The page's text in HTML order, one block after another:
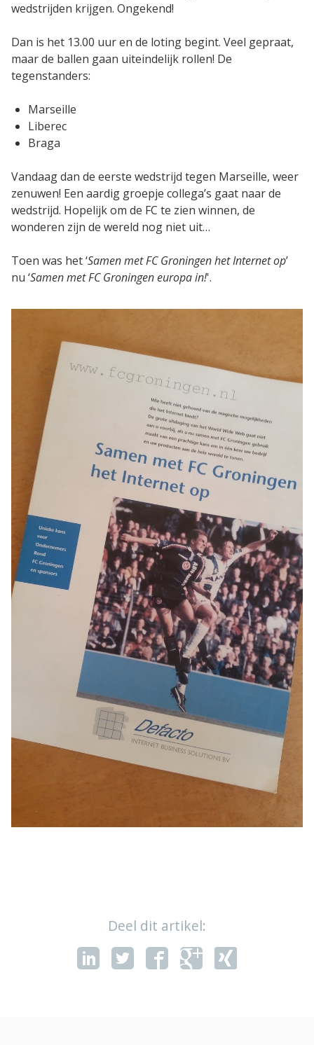
Microlearning
Diensten
SaaS
Integraties
Onze service
Klanten
Events & Webinars
Productsheets
Cases
Thema's
LMS Test
Maak zelf E-Learning Test
Defacto
Over Defacto
Vacatures
Partners
Blog
Open Source Projecten
Contact
wedstrijden krijgen. Ongekend!
Dan is het 13.00 uur en de loting begint. Veel gepraat,
maar de ballen gaan uiteindelijk rollen! De
tegenstanders:
Marseille
Liberec
Braga
Vandaag dan de eerste wedstrijd tegen Marseille, weer
zenuwen! Een aardig groepje collega’s gaat naar de
wedstrijd. Hopelijk om de FC te zien winnen, de
wonderen zijn de wereld nog niet uit…
Toen was het ‘Samen met FC Groningen het Internet op’
nu ‘Samen met FC Groningen europa in!'.
Deel dit artikel: